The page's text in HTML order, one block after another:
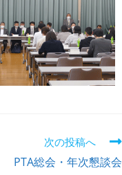
次の投稿へ
PTA総会・年次懇談会